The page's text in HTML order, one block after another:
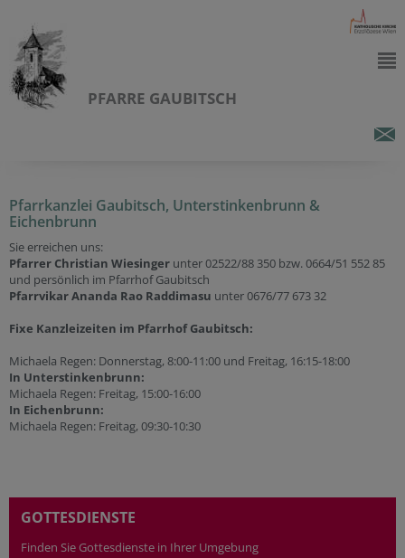
PFARRE GAUBITSCH
Pfarrkanzlei Gaubitsch, Unterstinkenbrunn &
Eichenbrunn
Sie erreichen uns:
Pfarrer Christian Wiesinger unter 02522/88 350 bzw. 0664/51 552 85
und persönlich im Pfarrhof Gaubitsch
Pfarrvikar Ananda Rao Raddimasu unter 0676/77 673 32
Fixe Kanzleizeiten im Pfarrhof Gaubitsch:
Michaela Regen: Donnerstag, 8:00-11:00 und Freitag, 16:15-18:00
In Unterstinkenbrunn:
Michaela Regen: Freitag, 15:00-16:00
In Eichenbrunn:
Michaela Regen: Freitag, 09:30-10:30
GOTTESDIENSTE
Finden Sie Gottesdienste in Ihrer Umgebung